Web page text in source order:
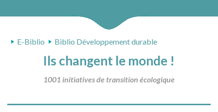
E-Biblio Biblio Développement durable
Ils changent le monde !
1001 initiatives de transition écologique